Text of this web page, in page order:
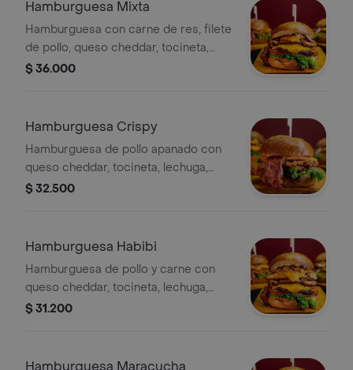
Hamburguesa Mixta
Hamburguesa con carne de res, filete
de pollo, queso cheddar, tocineta,
lechuga y tomate. Incluye papas fritas
$ 36.000
Hamburguesa Crispy
Hamburguesa de pollo apanado con
queso cheddar, tocineta, lechuga,
tomate, papas fritas y combo a elegir.
$ 32.500
Hamburguesa Habibi
Hamburguesa de pollo y carne con
queso cheddar, tocineta, lechuga,
tomate, ripio de pan árabe y combo a
$ 31.200
Hamburguesa Maracucha